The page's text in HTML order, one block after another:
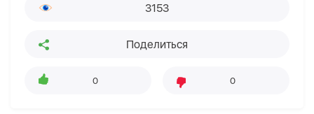
3153
Поделиться
0 0